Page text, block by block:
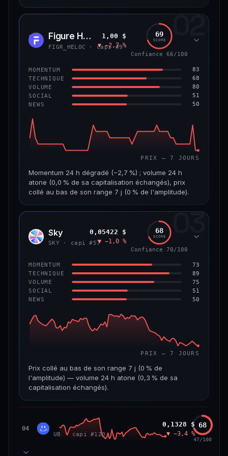
CAP. MARCHÉ VOLUME 24 H
VAR. 7 J VAR. 30 J
+2,0 %
VS ATH
−8,5 %
CONFIANCE 69/100
02
FIGR Figure Heloc
FIGR_HELOC · capi #9
1,00 $
▼ −2,7 %
69
SCORE
Confiance 66/100
MOMENTUM 83
TECHNIQUE 68
VOLUME 80
SOCIAL 51
NEWS 50
PRIX — 7 JOURS
Momentum 24 h dégradé (−2,7 %) ; volume 24 h
atone (0,0 % de sa capitalisation échangés), prix
collé au bas de son range 7 j (0 % de l'amplitude).
CAP. MARCHÉ VOLUME 24 H
VAR. 7 J VAR. 30 J
−3,2 %
VS ATH
−5,6 %
RANG CAPI.
#9
CONFIANCE 66/100
03
SKY Sky
SKY · capi #57
0,05422 $
▼ −1,0 %
68
SCORE
Confiance 70/100
MOMENTUM 73
TECHNIQUE 89
VOLUME 75
SOCIAL 51
NEWS 50
PRIX — 7 JOURS
Prix collé au bas de son range 7 j (0 % de
l'amplitude) — volume 24 h atone (0,3 % de sa
capitalisation échangés).
VAR. 7 J VAR. 30 J
04 UB Unibase
UB · capi #120
0,1328 $
▼ −3,4 %
68
47/100